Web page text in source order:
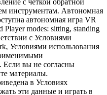
инструментам. Автономная
автономная игра VR
Player modes: sitting, standing
с Условиями
Условиями использования
вы не согласны
материалы.
в Условиях
эти данные и играть в